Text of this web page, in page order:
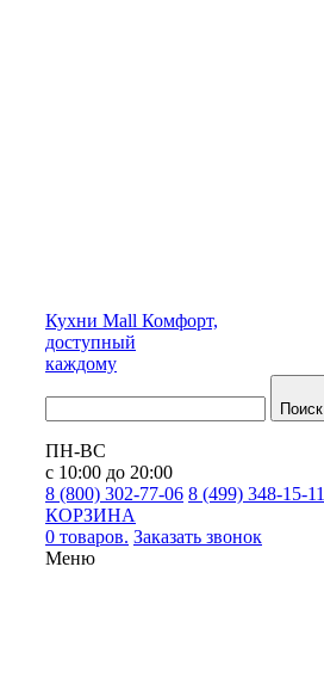
Кухни Mall Комфорт,
доступный
каждому
Поиск
ПН-ВС
с 10:00 до 20:00
8 (800) 302-77-06 8 (499) 348-15-11
КОРЗИНА
0 товаров. Заказать звонок
Меню